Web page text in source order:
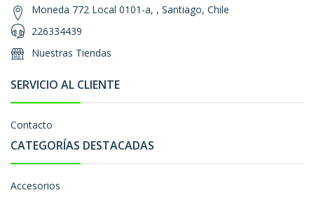
Moneda 772 Local 0101-a, , Santiago, Chile
226334439
Nuestras Tiendas
SERVICIO AL CLIENTE
Contacto
CATEGORÍAS DESTACADAS
Accesorios